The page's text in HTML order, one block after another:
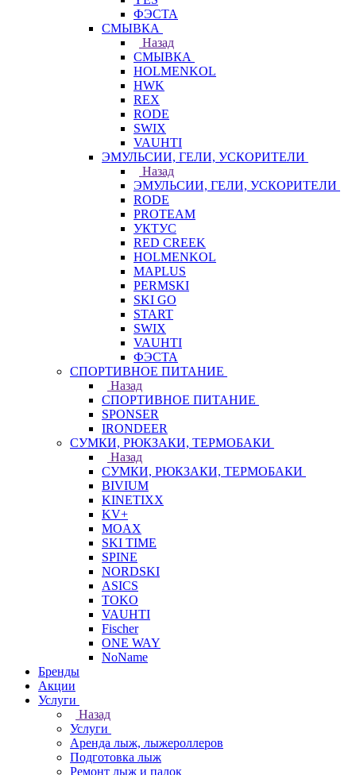
ФЭСТА
СМЫВКА
Назад
СМЫВКА
HOLMENKOL
HWK
REX
RODE
SWIX
VAUHTI
ЭМУЛЬСИИ, ГЕЛИ, УСКОРИТЕЛИ
Назад
ЭМУЛЬСИИ, ГЕЛИ, УСКОРИТЕЛИ
RODE
PROTEAM
УКТУС
RED CREEK
HOLMENKOL
MAPLUS
PERMSKI
SKI GO
START
SWIX
VAUHTI
ФЭСТА
СПОРТИВНОЕ ПИТАНИЕ
Назад
СПОРТИВНОЕ ПИТАНИЕ
SPONSER
IRONDEER
СУМКИ, РЮКЗАКИ, ТЕРМОБАКИ
Назад
СУМКИ, РЮКЗАКИ, ТЕРМОБАКИ
BIVIUM
KINETIXX
KV+
MOAX
SKI TIME
SPINE
NORDSKI
ASICS
TOKO
VAUHTI
Fischer
ONE WAY
NoName
Бренды
Акции
Услуги
Назад
Услуги
Аренда лыж, лыжероллеров
Подготовка лыж
Ремонт лыж и палок